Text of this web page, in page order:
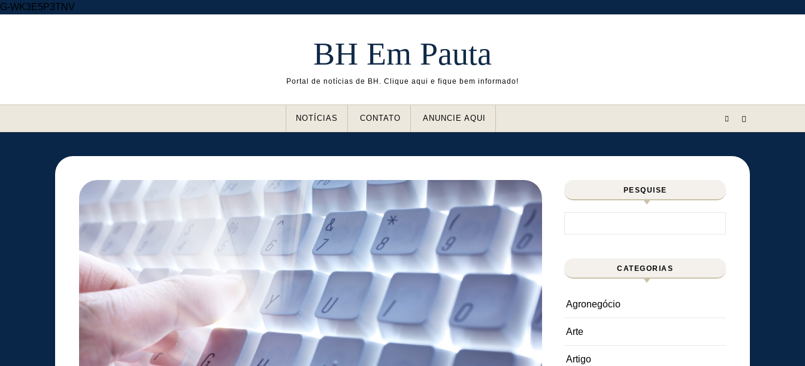
G-WK3E5P3TNVSkip to content
BH Em Pauta
Portal de notícias de BH. Clique aqui e fique bem informado!
NOTÍCIAS CONTATO ANUNCIE AQUI
PESQUISE
CATEGORIAS
Agronegócio
Arte
Artigo